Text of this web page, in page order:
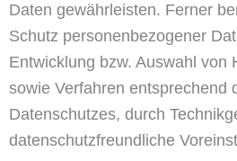
Daten gewährleisten. Ferner
Schutz personenbezogener
Entwicklung bzw. Auswahl von
sowie Verfahren entsprechend
Datenschutzes, durch
datenschutzfreundliche